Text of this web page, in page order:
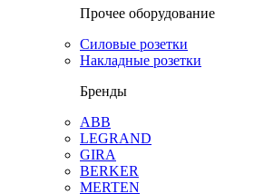
Прочее оборудование
Силовые розетки
Накладные розетки
Бренды
ABB
LEGRAND
GIRA
BERKER
MERTEN